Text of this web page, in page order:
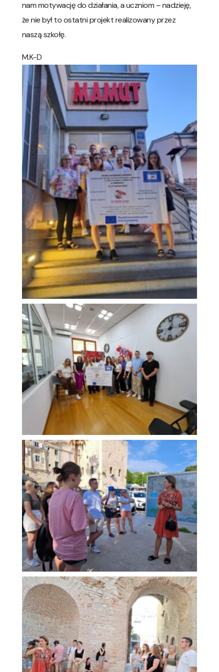
nam motywację do działania, a uczniom – nadzieję,
że nie był to ostatni projekt realizowany przez
naszą szkołę.
M.K-D